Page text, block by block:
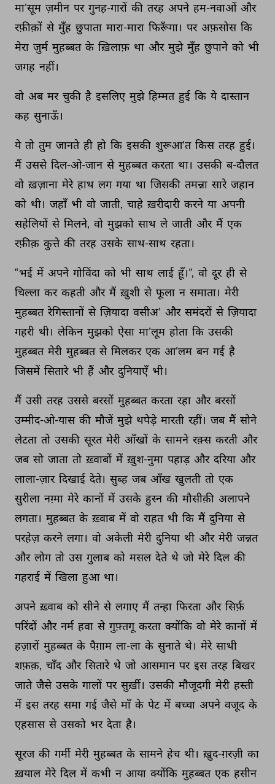
मा'सूम ज़मीन पर गुनह-गारों की तरह अपने हम-नवाओं और
रफ़ीक़ों से मुँह छुपाता मारा-मारा फिरूँगा। पर अफ़सोस कि
मेरा जुर्म मुहब्बत के ख़िलाफ़ था और मुझे मुँह छुपाने को भी
जगह नहीं।
वो अब मर चुकी है इसलिए मुझे हिम्मत हुई कि ये दास्तान
कह सुनाऊँ।
ये तो तुम जानते ही हो कि इसकी शुरूआ'त किस तरह हुई।
मैं उससे दिल-ओ-जान से मुहब्बत करता था। उसकी ब-दौलत
वो ख़ज़ाना मेरे हाथ लग गया था जिसकी तमन्ना सारे जहान
को थी। जहाँ भी वो जाती, चाहे ख़रीदारी करने या अपनी
सहेलियों से मिलने, वो मुझको साथ ले जाती और मैं एक
रफ़ीक़ कुत्ते की तरह उसके साथ-साथ रहता।
“भई में अपने गोविंदा को भी साथ लाई हूँ।”, वो दूर ही से
चिल्ला कर कहती और मैं ख़ुशी से फूला न समाता। मेरी
मुहब्बत रेगिस्तानों से ज़ियादा वसीअ’ और समंदरों से ज़ियादा
गहरी थी। लेकिन मुझको ऐसा मा'लूम होता कि उसकी
मुहब्बत मेरी मुहब्बत से मिलकर एक आ'लम बन गई है
जिसमें सितारे भी हैं और दुनियाएँ भी।
मैं उसी तरह उससे बरसों मुहब्बत करता रहा और बरसों
उम्मीद-ओ-यास की मौजें मुझे थपेड़े मारती रहीं। जब मैं सोने
लेटता तो उसकी सूरत मेरी आँखों के सामने रक़्स करती और
जब सो जाता तो ख़्वाबों में ख़ुश-नुमा पहाड़ और दरिया और
लाला-ज़ार दिखाई देते। सुब्ह जब आँख खुलती तो एक
सुरीला नग़्मा मेरे कानों में उसके हुस्न की मौसीक़ी अलापने
लगता। मुहब्बत के ख़्वाब में वो राहत थी कि मैं दुनिया से
परहेज़ करने लगा। वो अकेली मेरी दुनिया थी और मेरी जन्नत
और लोग तो उस गुलाब को मसल देते थे जो मेरे दिल की
गहराई में खिला हुआ था।
अपने ख़्वाब को सीने से लगाए मैं तन्हा फिरता और सिर्फ़
परिंदों और नर्म हवा से गुफ़्तगू करता क्योंकि वो मेरे कानों में
हज़ारों मुहब्बत के पैग़ाम ला-ला के सुनाते थे। मेरे साथी
शफ़क़, चाँद और सितारे थे जो आसमान पर इस तरह बिखर
जाते जैसे उसके गालों पर सुर्ख़ी। उसकी मौजूदगी मेरी हस्ती
में इस तरह समा गई जैसे माँ के पेट में बच्चा अपने वजूद के
एहसास से उसको भर देता है।
सूरज की गर्मी मेरी मुहब्बत के सामने हेच थी। ख़ुद-ग़रज़ी का
ख़याल मेरे दिल में कभी न आया क्योंकि मुहब्बत एक हसीन